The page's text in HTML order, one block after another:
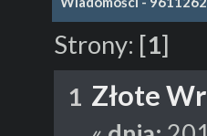
Strony: [1]
1 Złote